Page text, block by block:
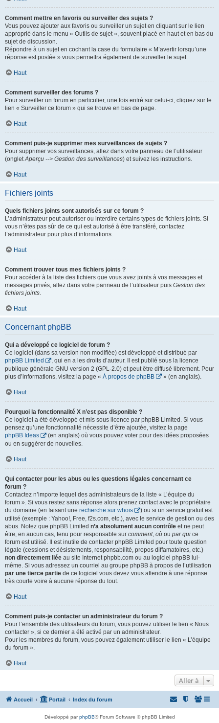
Comment mettre en favoris ou surveiller des sujets ?
Vous pouvez ajouter aux favoris ou surveiller un sujet en cliquant sur le lien
approprié dans le menu « Outils de sujet », souvent placé en haut et en bas du
sujet de discussion.
Répondre à un sujet en cochant la case du formulaire « M’avertir lorsqu’une
réponse est postée » vous permettra également de surveiller le sujet.
Haut
Comment surveiller des forums ?
Pour surveiller un forum en particulier, une fois entré sur celui-ci, cliquez sur le
lien « Surveiller ce forum » qui se trouve en bas de page.
Haut
Comment puis-je supprimer mes surveillances de sujets ?
Pour supprimer vos surveillances, allez dans votre panneau de l’utilisateur
(ongletAperçu --> Gestion des surveillances) et suivez les instructions.
Haut
Fichiers joints
Quels fichiers joints sont autorisés sur ce forum ?
L’administrateur peut autoriser ou interdire certains types de fichiers joints. Si
vous n’êtes pas sûr de ce qui est autorisé à être transféré, contactez
l’administrateur pour plus d’informations.
Haut
Comment trouver tous mes fichiers joints ?
Pour accéder à la liste des fichiers que vous avez joints à vos messages et
messages privés, allez dans votre panneau de l’utilisateur puis Gestion des
fichiers joints.
Haut
Concernant phpBB
Qui a développé ce logiciel de forum ?
Ce logiciel (dans sa version non modifiée) est développé et distribué par
phpBB Limited
, qui en a les droits d’auteur. Il est publié sous la licence
publique générale GNU version 2 (GPL-2.0) et peut être diffusé librement. Pour
plus d’informations, visitez la page « À propos de phpBB » (en anglais).
Haut
Pourquoi la fonctionnalité X n’est pas disponible ?
Ce logiciel a été développé et mis sous licence par phpBB Limited. Si vous
pensez qu’une fonctionnalité nécessite d’être ajoutée, visitez la page
phpBB Ideas
(en anglais) où vous pouvez voter pour des idées proposées
ou en suggérer de nouvelles.
Haut
Qui contacter pour les abus ou les questions légales concernant ce
forum ?
Contactez n’importe lequel des administrateurs de la liste « L’équipe du
forum ». Si vous restez sans réponse alors prenez contact avec le propriétaire
du domaine (en faisant une recherche sur whois
) ou si un service gratuit est
utilisé (exemple : Yahoo!, Free, f2s.com, etc.), avec le service de gestion ou des
abus. Notez que phpBB Limited n’a absolument aucun contrôle et ne peut
être, en aucun cas, tenu pour responsable sur comment, où ou par qui ce
forum est utilisé. Il est inutile de contacter phpBB Limited pour toute question
légale (cessions et désistements, responsabilité, propos diffamatoires, etc.)
non directement liée au site Internet phpbb.com ou au logiciel phpBB lui-
même. Si vous adressez un courriel au groupe phpBB à propos de l’utilisation
par une tierce partie de ce logiciel vous devez vous attendre à une réponse
très courte voire à aucune réponse du tout.
Haut
Comment puis-je contacter un administrateur du forum ?
Pour l’ensemble des utilisateurs du forum, vous pouvez utiliser le lien « Nous
contacter », si ce dernier a été activé par un administrateur.
Pour les membres du forum, vous pouvez également utiliser le lien « L’équipe
du forum ».
Haut
Aller à
Accueil Portail Index du forum
Développé parphpBB® Forum Software © phpBB Limited